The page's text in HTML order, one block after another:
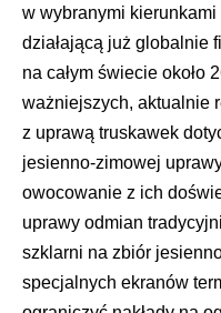
w wybranymi
działającą już globalnie
na całym świecie około
ważniejszych, aktualnie
z uprawą truskawek
jesienno-zimowej
owocowanie z ich
uprawy odmian
szklarni na zbiór
specjalnych ekranów